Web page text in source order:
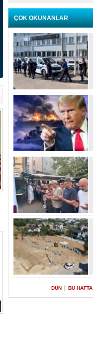
ÇOK OKUNANLAR
DÜN BU HAFTA